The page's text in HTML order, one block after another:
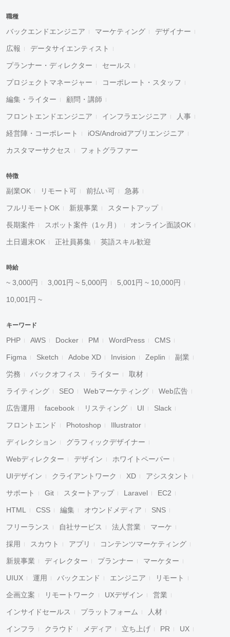
職種
バックエンドエンジニア マーケティング デザイナー
広報 データサイエンティスト
プランナー・ディレクター セールス
プロジェクトマネージャー コーポレート・スタッフ
編集・ライター 顧問・講師
フロントエンドエンジニア インフラエンジニア 人事
経営陣・コーポレート iOS/Androidアプリエンジニア
カスタマーサクセス フォトグラファー
特徴
副業OK リモート可 前払い可 急募
フルリモートOK 新規事業 スタートアップ
長期案件 スポット案件（1ヶ月） オンライン面談OK
土日週末OK 正社員募集 英語スキル歓迎
時給
~ 3,000円 3,001円 ~ 5,000円 5,001円 ~ 10,000円
10,001円 ~
キーワード
PHP AWS Docker PM WordPress CMS
Figma Sketch Adobe XD Invision Zeplin 副業
労務 バックオフィス ライター 取材
ライティング SEO Webマーケティング Web広告
広告運用 facebook リスティング UI Slack
フロントエンド Photoshop Illustrator
ディレクション グラフィックデザイナー
Webディレクター デザイン ホワイトペーパー
UIデザイン クライアントワーク XD アシスタント
サポート Git スタートアップ Laravel EC2
HTML CSS 編集 オウンドメディア SNS
フリーランス 自社サービス 法人営業 マーケ
採用 スカウト アプリ コンテンツマーケティング
新規事業 ディレクター プランナー マーケター
UIUX 運用 バックエンド エンジニア リモート
企画立案 リモートワーク UXデザイン 営業
インサイドセールス プラットフォーム 人材
インフラ クラウド メディア 立ち上げ PR UX